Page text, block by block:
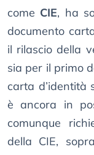
come CIE, ha
documento
il rilascio della
sia per il primo
carta d’identità
è ancora in
comunque
della CIE,